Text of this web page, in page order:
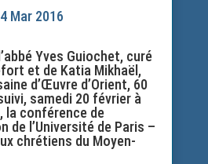
4 Mar 2016
Yves Guiochet, curé
et de Katia Mikhaël,
d’Œuvre d’Orient, 60
samedi 20 février à
la conférence de
de l’Université de Paris –
chrétiens du Moyen-